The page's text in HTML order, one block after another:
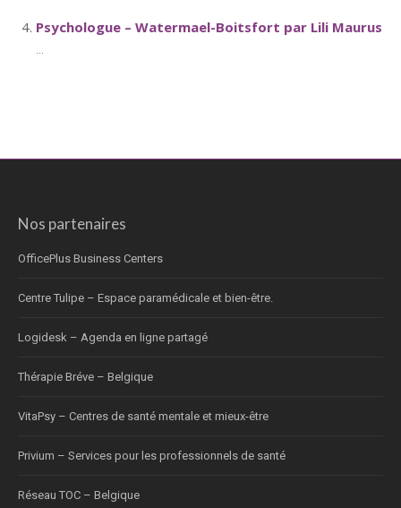
Psychologue – Watermael-Boitsfort par Lili Maurus
...
Nos partenaires
OfficePlus Business Centers
Centre Tulipe – Espace paramédicale et bien-être.
Logidesk – Agenda en ligne partagé
Thérapie Bréve – Belgique
VitaPsy – Centres de santé mentale et mieux-être
Privium – Services pour les professionnels de santé
Réseau TOC – Belgique